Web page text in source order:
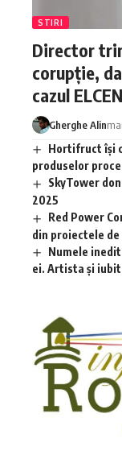
STIRI
Director
corupție,
cazul
Gherghe Alin
Hortifruct își
produselor
SkyTower
2025
Red Power
din proiectele
Numele
ei. Artista și